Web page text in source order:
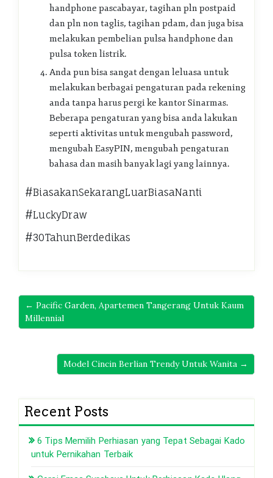
handphone pascabayar, tagihan pln postpaid
dan pln non taglis, tagihan pdam, dan juga bisa
melakukan pembelian pulsa handphone dan
pulsa token listrik.
Anda pun bisa sangat dengan leluasa untuk
melakukan berbagai pengaturan pada rekening
anda tanpa harus pergi ke kantor Sinarmas.
Beberapa pengaturan yang bisa anda lakukan
seperti aktivitas untuk mengubah password,
mengubah EasyPIN, mengubah pengaturan
bahasa dan masih banyak lagi yang lainnya.
#BiasakanSekarangLuarBiasaNanti
#LuckyDraw
#30TahunBerdedikas
← Pacific Garden, Apartemen Tangerang Untuk Kaum
Millennial
Model Cincin Berlian Trendy Untuk Wanita →
Recent Posts
6 Tips Memilih Perhiasan yang Tepat Sebagai Kado
untuk Pernikahan Terbaik